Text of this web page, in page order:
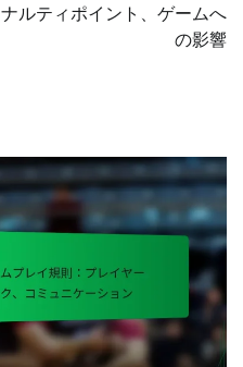
ナルティポイント、ゲームへ
の影響